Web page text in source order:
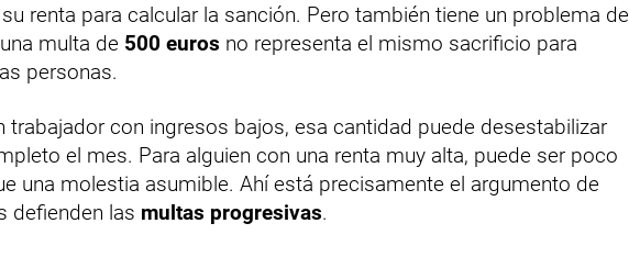
renta para calcular la sanción. Pero también tiene un problema de
multa de 500 euros no representa el mismo sacrificio para
personas.
trabajador con ingresos bajos, esa cantidad puede desestabilizar
el mes. Para alguien con una renta muy alta, puede ser poco
una molestia asumible. Ahí está precisamente el argumento de
defienden las multas progresivas.